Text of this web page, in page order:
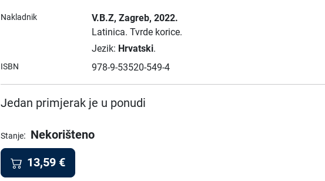
Nakladnik V.B.Z, Zagreb, 2022.
Latinica. Tvrde korice.
Jezik: Hrvatski.
ISBN 978-9-53520-549-4
Jedan primjerak je u ponudi
Stanje: Nekorišteno
13,59 €